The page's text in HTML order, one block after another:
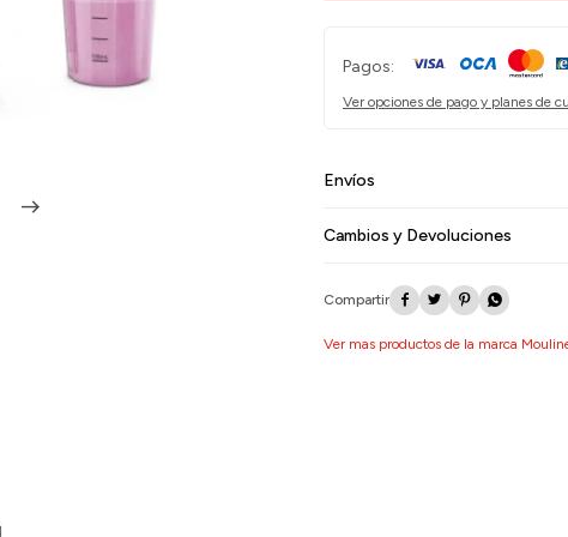
Pagos:
Ver opciones de pago y planes de
Envíos
Cambios y Devoluciones
   
Ver mas productos de la marca